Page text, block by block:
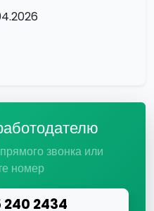
звонка или
номер
240 2434